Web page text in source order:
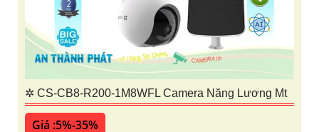
✲ CS-CB8-R200-1M8WFL Camera Năng Lương Mt
Giá :5%-35%